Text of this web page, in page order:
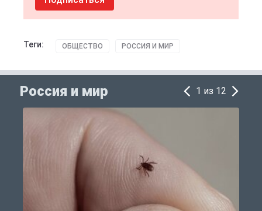
Теги: ОБЩЕСТВО РОССИЯ И МИР
Россия и мир 1 из 12